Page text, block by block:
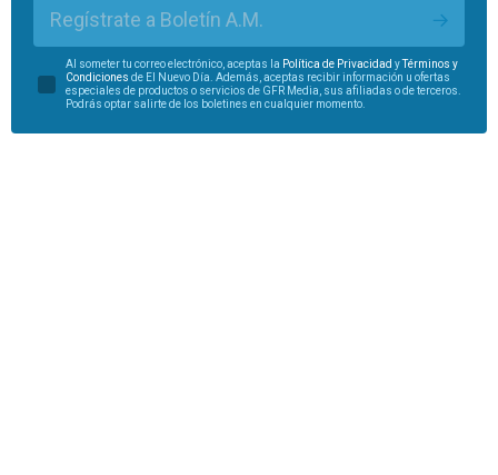
Regístrate a Boletín A.M.
Al someter tu correo electrónico, aceptas la Política de Privacidad yTérminos y
Condiciones de El Nuevo Día. Además, aceptas recibir información u ofertas
especiales de productos o servicios de GFR Media, sus afiliadas o de terceros.
Podrás optar salirte de los boletines en cualquier momento.